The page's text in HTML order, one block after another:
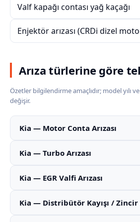
Valf kapağı contası yağ kaçağı
Enjektör arızası (CRDi dizel
Arıza türlerine göre
Özetler bilgilendirme amaçlıdır; model yılı
değişir.
Kia — Motor Conta Arızası
Kia — Turbo Arızası
Kia — EGR Valfi Arızası
Kia — Distribütör Kayışı / Zincir